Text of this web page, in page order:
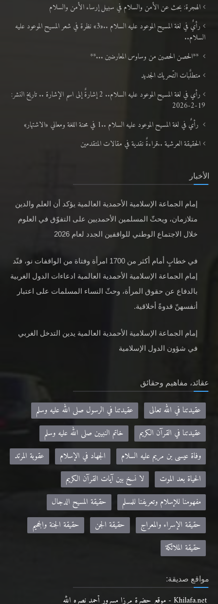
الهجرة: بحث عن الأمن والسلام في سبيل إرساء الأمن والسلام
رأيٌ في لغة المسيح الموعود عليه السلام ..«3» نظرة في شعر المسيح الموعود عليه
السلام..
**الحصن الحصين من وساوس المعارضين ...**
متطلَّبات التّحريك الجديد
رأي في لغة المسيح الموعود عليه السلام.. 2 إشارةٌ إلى اسم الإشارة .. تاريخ النشر:
19-2-2026
رأيٌ في لغة المسيح الموعود عليه السلام ..1 في محنة اللغة ومعاني «الاشتهار»
الحقيقة العرشية ..قراءةٌ نقدية في مقالات المتقدمين
الأخبار
إمام الجماعة الإسلامية الأحمدية العالمية يؤكد أن العلم والدين
متلازمان، ويحثّ المسلمين الأحمديين على التفوّق في العلوم
خلال الاجتماع الوطني للواقفين الجدد لعام 2026
في خطابٍ أمام أكثر من 1700 امرأة وفتاة من الواقفات نو، فنّد
إمام الجماعة الإسلامية الأحمدية العالمية ادعاءات الدول الغربية
بالدفاع عن حقوق المرأة، وحثّ النساء المسلمات على اعتبار
أنفسهنّ قدوةً أخلاقية.
إمام الجماعة الإسلامية الأحمدية العالمية يدين التدخل الغربي
في شؤون الدول الإسلامية
عقائد، مفاهيم وحقائق
عقيدتنا في الله تعالى
عقيدتنا في الرسول صلى الله عليه وسلم
عقيدتنا في القرآن الكريم
خاتم النبيين صلى الله عليه وسلم
وفاة عيسى بن مريم عليه السلام
الجهاد في الإسلام
عقوبة المرتد
الحياة بعد الموت
لا نسخ بين آيات القرآن الكريم
مفهومنا للإسلام وتعريفنا للمسلم
حقيقة المسيح الدجال
حقيقة الإسراء والمعراج
حقيقة الجن
حقيقة الجنة والجحيم
حقيقة الملائكة
مواقع صديقة:
Khilafa.net - موقع حضرة مرزا مسرور أحمد نصره الله